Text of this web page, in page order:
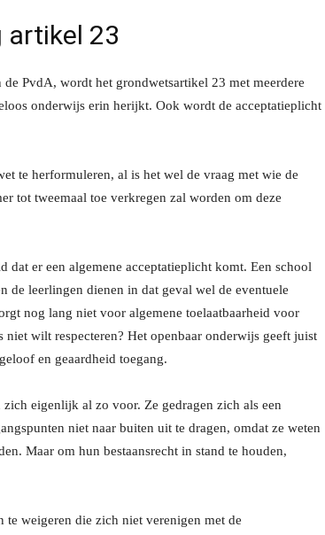
artikel 23
PvdA, wordt het grondwetsartikel 23 met meerdere
onderwijs erin herijkt. Ook wordt de acceptatieplicht
te herformuleren, al is het wel de vraag met wie de
tot tweemaal toe verkregen zal worden om deze
er een algemene acceptatieplicht komt. Een school
de leerlingen dienen in dat geval wel de eventuele
nog lang niet voor algemene toelaatbaarheid voor
wilt respecteren? Het openbaar onderwijs geeft juist
en geaardheid toegang.
eigenlijk al zo voor. Ze gedragen zich als een
niet naar buiten uit te dragen, omdat ze weten
Maar om hun bestaansrecht in stand te houden,
weigeren die zich niet verenigen met de